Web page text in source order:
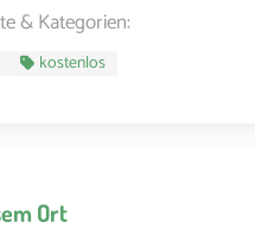
& Kategorien:
kostenlos
Ort